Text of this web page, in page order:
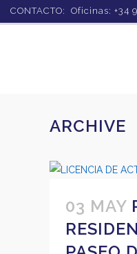
CONTACTO: Oficinas:
ARCHIVE
03 MAY